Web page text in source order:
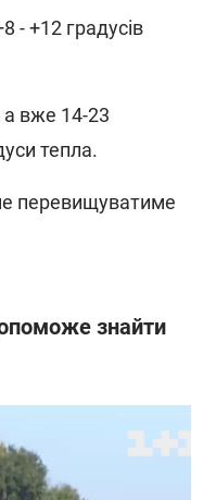
- +12 градусів
а вже 14-23
тепла.
перевищуватиме
знайти